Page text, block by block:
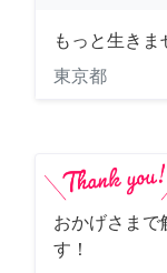
もっと生きま
東京都
おかげさまで
す！